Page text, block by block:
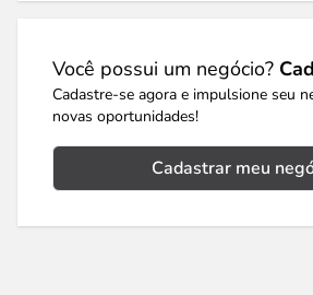
Você possui um negócio?
Cadastre-se agora e impulsione seu
novas oportunidades!
Cadastrar meu